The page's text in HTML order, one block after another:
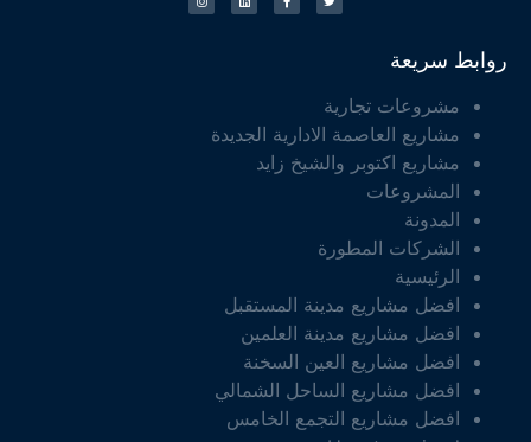
روابط سريعة
مشروعات تجارية
مشاريع العاصمة الادارية الجديدة
مشاريع اكتوبر والشيخ زايد
المشروعات
المدونة
الشركات المطورة
الرئيسية
افضل مشاريع مدينة المستقبل
افضل مشاريع مدينة العلمين
افضل مشاريع العين السخنة
افضل مشاريع الساحل الشمالي
افضل مشاريع التجمع الخامس